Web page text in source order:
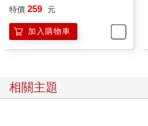
【受託代銷】
特價 259 元
加入購物車
相關主題